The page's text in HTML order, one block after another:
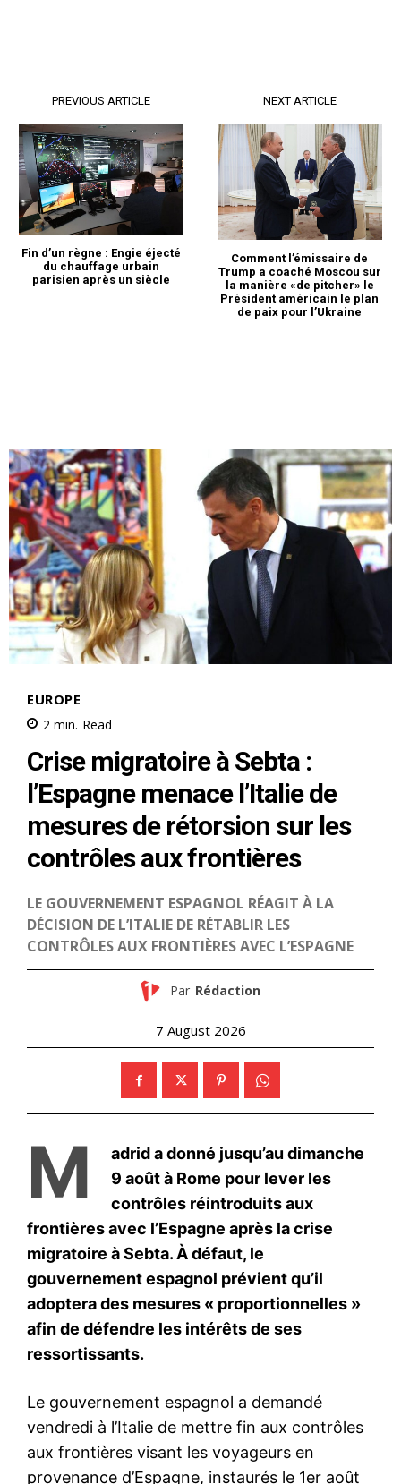
le1.ma
l'intelligence de
l'information
S'ABONNER MAINTENANT
Insight Publications
À propos
Nous contacter
PREVIOUS ARTICLE
Fin d’un règne : Engie éjecté
du chauffage urbain
parisien après un siècle
NEXT ARTICLE
Comment l’émissaire de
Trump a coaché Moscou sur
la manière «de pitcher» le
Président américain le plan
de paix pour l’Ukraine